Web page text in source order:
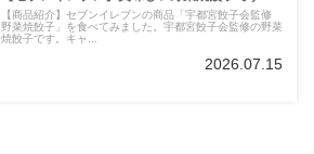
【商品紹介】セブンイレブンの商品「宇都宮餃子会監修
野菜焼餃子」を食べてみました。宇都宮餃子会監修の野菜
焼餃子です。キャ...
2026.07.15